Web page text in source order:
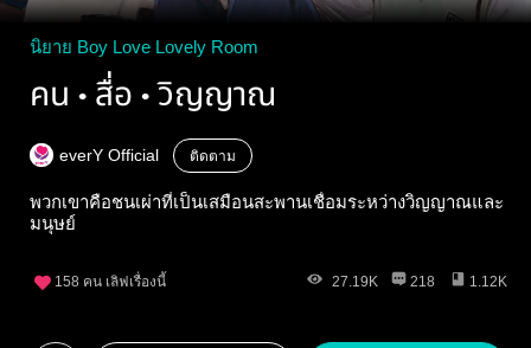
นิยาย Boy Love Lovely Room
คน • สื่อ • วิญญาณ
everY Official ติดตาม
พวกเขาคือชนเผ่าที่เป็นเสมือนสะพานเชื่อมระหว่างวิญญาณและ
มนุษย์
158 คน เลิฟเรื่องนี้ 27.19K 218 1.12K